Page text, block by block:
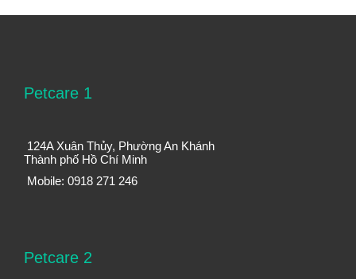
Petcare 1
124A Xuân Thủy, Phường An Khánh
Thành phố Hồ Chí Minh
Mobile: 0918 271 246
Petcare 2